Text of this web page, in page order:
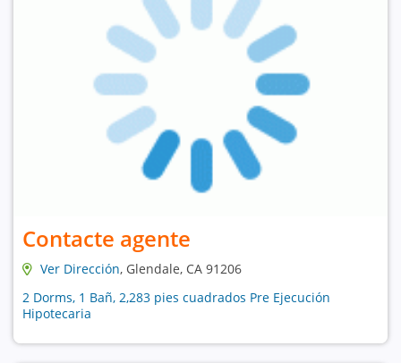
Contacte agente
Ver Dirección, Glendale, CA 91206
2 Dorms, 1 Bañ, 2,283 pies cuadrados Pre Ejecución
Hipotecaria